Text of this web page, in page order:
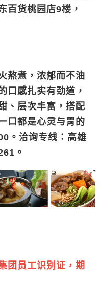
百货桃园店9楼，
煮，浓郁而不油
口感扎实有劲道，
、层次丰富，搭配
口都是心灵与胃的
。洽询专线：高雄
。
团员工识别证，期